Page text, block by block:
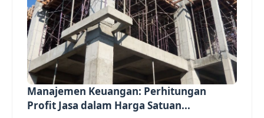
Manajemen Keuangan: Perhitungan
Profit Jasa dalam Harga Satuan...